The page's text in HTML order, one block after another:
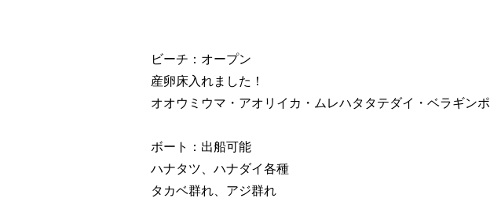
ビーチ：オープン
産卵床入れました！
オオウミウマ・アオリイカ・ムレハタタテダイ・ベラギンポ
ボート：出船可能
ハナタツ、ハナダイ各種
タカベ群れ、アジ群れ